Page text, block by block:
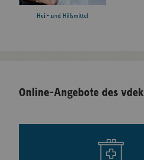
Heil- und Hilfsmittel
Online-Angebote des vdek